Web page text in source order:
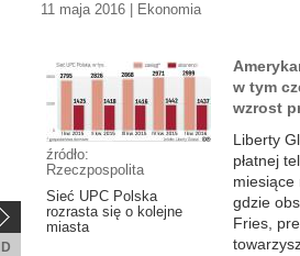
11 maja 2016 | Ekonomia
źródło:
Rzeczpospolita
Sieć UPC Polska
rozrasta się o kolejne
miasta
w tym
wzrost
Liberty
płatnej
miesiące
gdzie
Fries,